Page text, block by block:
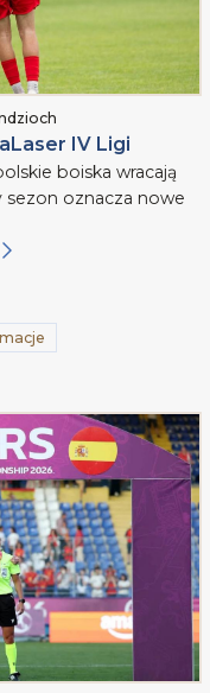
IV Ligi
boiska wracają
sezon oznacza nowe